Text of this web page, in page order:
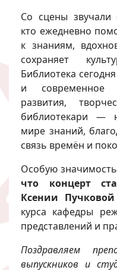
Со сцены звучали
кто ежедневно
к знаниям,
сохраняет
Библиотека
и современное
развития,
библиотекари —
мире знаний,
связь времён и
Особую
что концерт
Ксении Пучковой
курса кафедры
представлений и
Поздравляем
выпускников и